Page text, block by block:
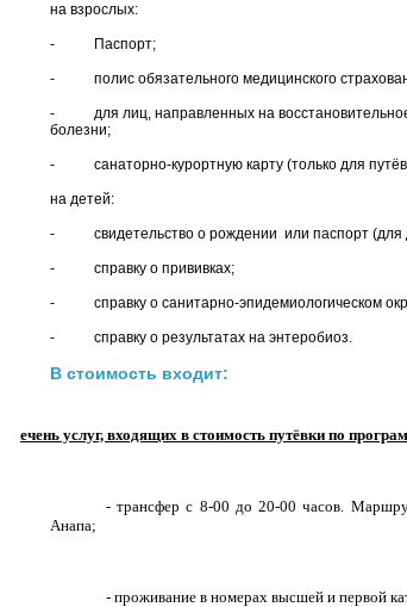
на взрослых:
- Паспорт;
- полис обязательного медицинского
- для лиц, направленных на восстановительное
болезни;
- санаторно-курортную карту (только для
на детей:
- свидетельство о рождении или паспорт (для
- справку о прививках;
- справку о санитарно-эпидемиологическом
- справку о результатах на энтеробиоз.
В стоимость входит:
Перечень услуг, входящих в стоимость путёвки по
- трансфер с 8-00 до 20-00 часов.
Анапа;
- проживание в номерах высшей и первой